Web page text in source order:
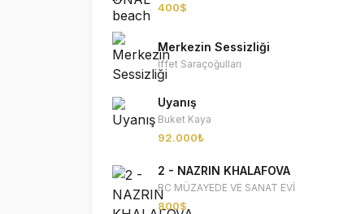
400$
Merkezin Sessizliği
İffet Saraçoğulları
Uyanış
Buket Kaya
92.000₺
2 - NAZRIN KHALAFOVA
RC MÜZAYEDE VE SANAT EVİ
800$